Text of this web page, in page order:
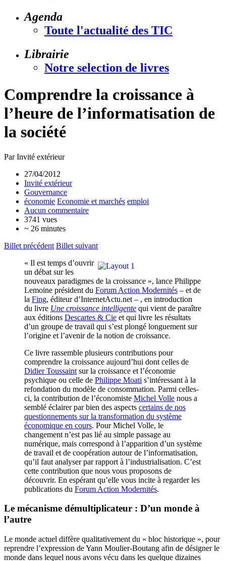
Agenda
Toute l'actualité des TIC
Librairie
Notre selection de livres
Comprendre la croissance à
l’heure de l’informatisation de
la société
Par Invité extérieur
27/04/2012
Invité extérieur
Gouvernance
économie Economie et marchés emploi
Aucun commentaire
3741 vues
~ 26 minutes
Billet précédent Billet suivant
« Il est temps d’ouvrir
un débat sur les
nouveaux paradigmes de la croissance », lance Philippe
Lemoine président du Forum Action Modernités – et de
la Fing, éditeur d’InternetActu.net – , en introduction
du livre Une croissance intelligente qui vient de paraître
aux éditions Descartes & Cie et qui livre les résultats
d’un groupe de travail qui s’est plongé longuement sur
l’origine et l’avenir de la notion de croissance.
Ce livre rassemble plusieurs contributions pour
comprendre la croissance aujourd’hui dont celles de
Didier Toussaint sur la croissance et l’économie
psychique ou celle de Philippe Moati s’intéressant à la
refondation du modèle de consommation. Parmi celles-
ci, la contribution de l’économiste Michel Volle nous a
semblé éclairer par bien des aspects certains de nos
questionnements sur la transformation du système
économique en cours. Pour Michel Volle, le
changement n’est pas lié au simple passage au
numérique, mais correspond à l’apparition d’un système
de travail et de coopération autour de l’informatisation,
qu’il faut analyser par rapport à l’industrialisation. C’est
cette contribution que nous vous proposons de
découvrir. En espérant qu’elle vous incite à regarder les
publications du Forum Action Modernités.
Le mécanisme démultiplicateur : D’un monde à
l’autre
Le monde actuel diffère qualitativement du « bloc historique », pour
reprendre l’expression de Yann Moulier-Boutang afin de désigner le
monde dans lequel nous avons vécu dans les quelque dizaines